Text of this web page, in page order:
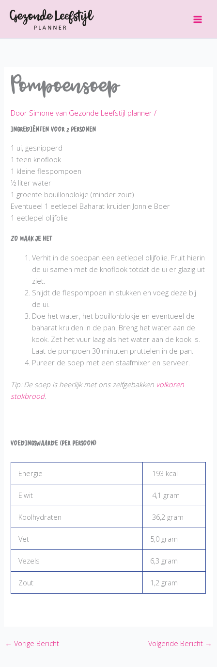
naar
inhoud
Pompoensoep
Door Simone van Gezonde Leefstijl planner/
Ingrediënten voor 2 personen
1 ui, gesnipperd
1 teen knoflook
1 kleine flespompoen
½ liter water
1 groente bouillonblokje (minder zout)
Eventueel 1 eetlepel Baharat kruiden Jonnie Boer
1 eetlepel olijfolie
Zo maak je het
Verhit in de soeppan een eetlepel olijfolie. Fruit hierin
de ui samen met de knoflook totdat de ui er glazig uit
ziet.
Snijdt de flespompoen in stukken en voeg deze bij
de ui.
Doe het water, het bouillonblokje en eventueel de
baharat kruiden in de pan. Breng het water aan de
kook. Zet het vuur laag als het water aan de kook is.
Laat de pompoen 30 minuten pruttelen in de pan.
Pureer de soep met een staafmixer en serveer.
Tip: De soep is heerlijk met ons zelfgebakken volkoren
stokbrood.
Voedingswaarde (per persoon)
Energie 193 kcal
Eiwit 4,1 gram
Koolhydraten 36,2 gram
Vet 5,0 gram
Vezels 6,3 gram
Zout 1,2 gram
← Vorige Bericht Volgende Bericht →